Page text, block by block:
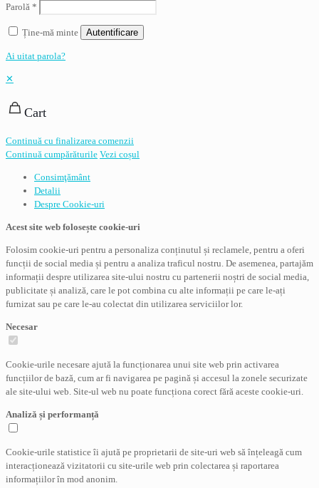
Parolă *
Ține-mă minte Autentificare
Ai uitat parola?
✕
Cart
Continuă cu finalizarea comenzii
Continuă cumpărăturile Vezi coșul
Consimţământ
Detalii
Despre Cookie-uri
Acest site web folosește cookie-uri
Folosim cookie-uri pentru a personaliza conținutul și reclamele, pentru a oferi
funcții de social media și pentru a analiza traficul nostru. De asemenea, partajăm
informații despre utilizarea site-ului nostru cu partenerii noștri de social media,
publicitate și analiză, care le pot combina cu alte informații pe care le-ați
furnizat sau pe care le-au colectat din utilizarea serviciilor lor.
Necesar
Cookie-urile necesare ajută la funcționarea unui site web prin activarea
funcțiilor de bază, cum ar fi navigarea pe pagină și accesul la zonele securizate
ale site-ului web. Site-ul web nu poate funcționa corect fără aceste cookie-uri.
Analiză și performanță
Cookie-urile statistice îi ajută pe proprietarii de site-uri web să înțeleagă cum
interacționează vizitatorii cu site-urile web prin colectarea și raportarea
informațiilor în mod anonim.